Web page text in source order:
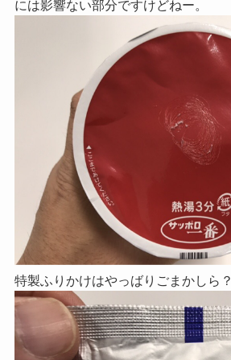
には影響ない部分ですけどねー。
特製ふりかけはやっばりごまかしら？